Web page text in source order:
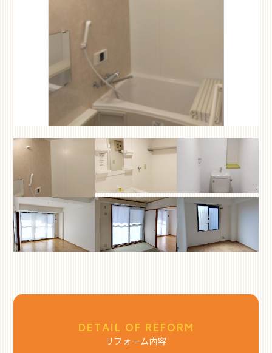
DETAIL OF REFORM
リフォーム内容